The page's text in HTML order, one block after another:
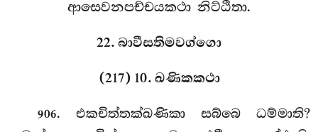
ආසෙවනපච්චයකථා නිට්ඨිතා.
22. බාවීසතිමවග්ගො
(217) 10. ඛණිකකථා
906. එකචිත්තක්ඛණිකා සබ්බෙ ධම්මාති?